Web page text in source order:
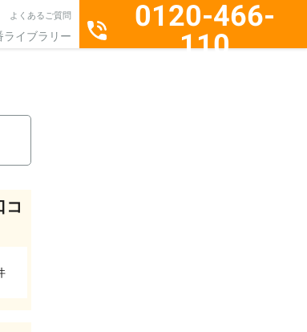
よくあるご質問
ライブラリー
0120-466-
110
コ